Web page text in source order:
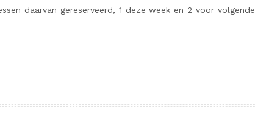
daarvan gereserveerd, 1 deze week en 2 voor volgende